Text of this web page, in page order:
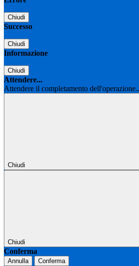
Chiudi
Successo
Chiudi
Informazione
Chiudi
Attendere...
Attendere il completamento
Chiudi
Chiudi
Conferma
Annulla Conferma